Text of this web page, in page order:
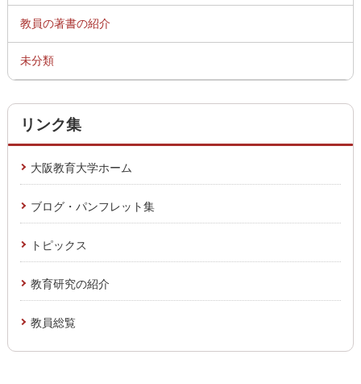
教員の著書の紹介
未分類
リンク集
大阪教育大学ホーム
ブログ・パンフレット集
トピックス
教育研究の紹介
教員総覧